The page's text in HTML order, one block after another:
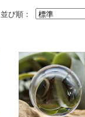
並び順：